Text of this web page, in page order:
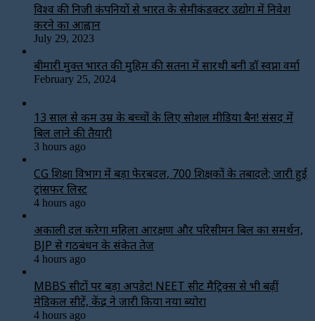
विश्‍व की निजी कंपनियों से भारत के सेमीकंडक्टर उद्योग में निवेश
करने का आह्वान
July 29, 2023
बीमारी मुक्त भारत की मुहिम की सतना में सारथी बनी डाॅ स्वप्ना वर्मा
February 25, 2024
13 साल से कम उम्र के बच्चों के लिए सोशल मीडिया बैन! संसद में
बिल लाने की तैयारी
3 hours ago
CG शिक्षा विभाग में बड़ा फेरबदल, 700 शिक्षकों के तबादले; जारी हुई
ट्रांसफर लिस्ट
4 hours ago
अकाली दल करेगा महिला आरक्षण और परिसीमन बिल का समर्थन,
BJP से गठबंधन के संकेत तेज
4 hours ago
MBBS सीटों पर बड़ा अपडेट! NEET सीट मैट्रिक्स से भी बढ़ीं
मेडिकल सीटें, केंद्र ने जारी किया नया ब्योरा
4 hours ago